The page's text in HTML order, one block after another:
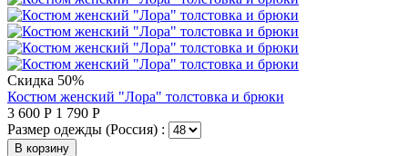
Скидка 50%
Костюм женский "Лора" толстовка и брюки
3 600 Р 1 790 Р
Размер одежды (Россия) :
В корзину